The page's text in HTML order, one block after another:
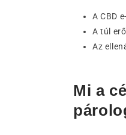
A CBD
A túl
Az
Mi a